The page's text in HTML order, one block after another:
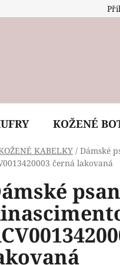
KOŽENÉ
KABELKY / Dámské
černá lakovaná